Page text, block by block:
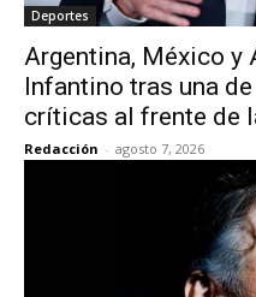
Deportes
Argentina, México y
Infantino tras una
críticas al frente de
Redacción - agosto 7, 2026